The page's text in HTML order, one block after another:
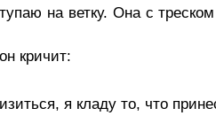
на ветку. Она с
кричит:
я кладу то, что